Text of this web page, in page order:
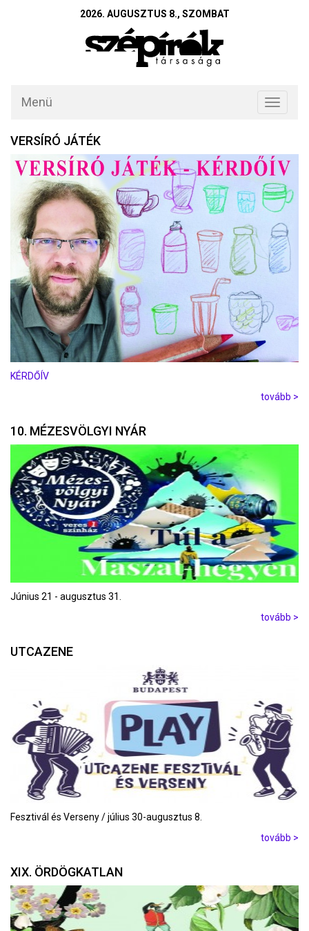
2026. AUGUSZTUS 8., SZOMBAT
Toggle
Menü
VERSÍRÓ JÁTÉK
KÉRDŐÍV
tovább >
10. MÉZESVÖLGYI NYÁR
Június 21 - augusztus 31.
tovább >
UTCAZENE
Fesztivál és Verseny / július 30-augusztus 8.
tovább >
XIX. ÖRDÖGKATLAN